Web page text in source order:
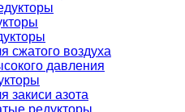
сжатого воздуха
давления
закиси азота
редукторы